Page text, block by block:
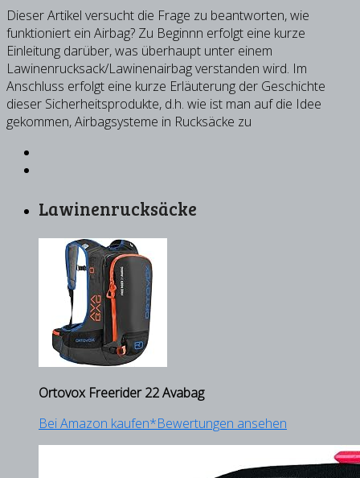
Dieser Artikel versucht die Frage zu beantworten, wie
funktioniert ein Airbag? Zu Beginnn erfolgt eine kurze
Einleitung darüber, was überhaupt unter einem
Lawinenrucksack/Lawinenairbag verstanden wird. Im
Anschluss erfolgt eine kurze Erläuterung der Geschichte
dieser Sicherheitsprodukte, d.h. wie ist man auf die Idee
gekommen, Airbagsysteme in Rucksäcke zu
Lawinenrucksäcke
Ortovox Freerider 22 Avabag
Bei Amazon kaufen*Bewertungen ansehen